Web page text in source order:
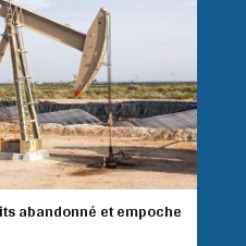
abandonné et empoche